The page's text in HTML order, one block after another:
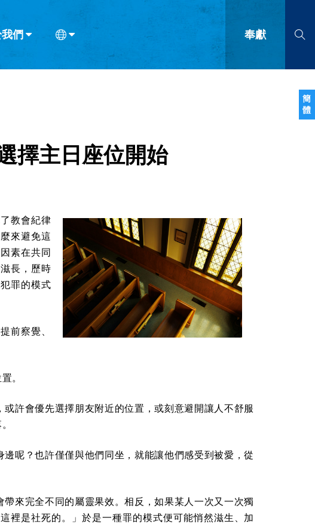
簡
體
們 奉獻
擇主日座位開始
教會紀律
來避免這
素在共同
長，歷時
罪的模式
前察覺、
。
許會優先選擇朋友附近的位置，或刻意避開讓人不舒服
呢？也許僅僅與他們同坐，就能讓他們感受到被愛，從
來完全不同的屬靈果效。相反，如果某人一次又一次獨
裡是社死的。」於是一種罪的模式便可能悄然滋生、加